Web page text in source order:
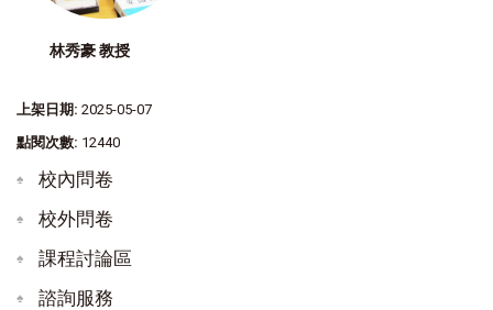
林秀豪 教授
上架日期: 2025-05-07
點閱次數: 12440
校內問卷
校外問卷
課程討論區
諮詢服務